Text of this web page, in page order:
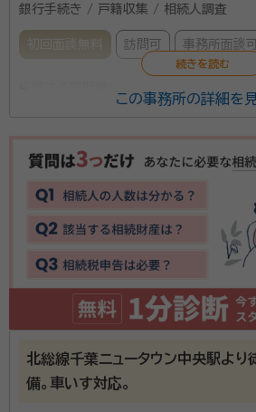
銀行手続き / 戸籍収集 / 相続人調査
初回面談無料 訪問可 事務所面談可
資格等：行政書士
所属団体：
この事務所の詳細を
北総線千葉ニュータウン中央駅より
備。車いす対応。